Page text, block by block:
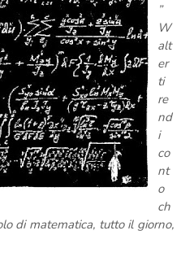
”
W
alt
er
ti
re
nd
i
co
nt
o
ch
di matematica, tutto il giorno,